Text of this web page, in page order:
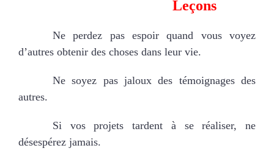
Leçons
Ne perdez pas espoir quand vous voyez
d’autres obtenir des choses dans leur vie.
Ne soyez pas jaloux des témoignages des
autres.
Si vos projets tardent à se réaliser, ne
désespérez jamais.